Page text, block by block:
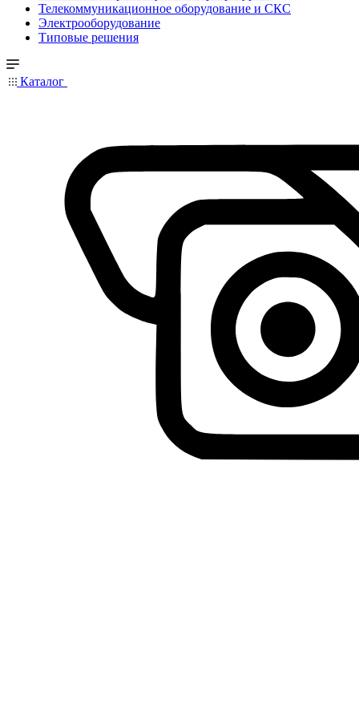
Телекоммуникационное оборудование и СКС
Электрооборудование
Типовые решения
Каталог